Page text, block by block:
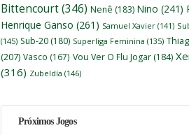
Bittencourt(346) Nenê (183) Nino (241)
Henrique Ganso (261) Samuel Xavier (141)
(145) Sub-20 (180) Superliga Feminina (135)
(207) Vasco (167) Vou Ver O Flu Jogar (184)
(316) Zubeldía (146)
Próximos Jogos